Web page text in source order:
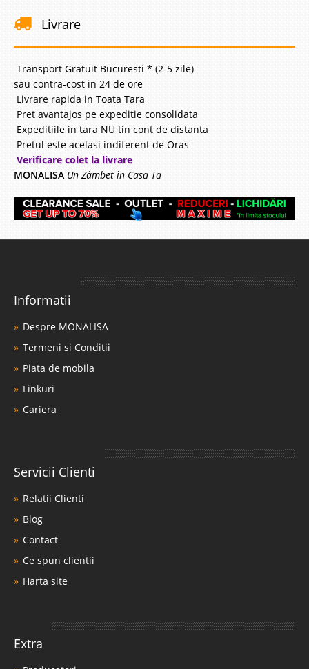
Livrare
Transport Gratuit Bucuresti * (2-5 zile)
sau contra-cost in 24 de ore
Livrare rapida in Toata Tara
Pret avantajos pe expeditie consolidata
Expeditiile in tara NU tin cont de distanta
Pretul este acelasi indiferent de Oras
Verificare colet la livrare
MONALISA Un Zâmbet în Casa Ta
Informatii
Despre MONALISA
Termeni si Conditii
Piata de mobila
Linkuri
Cariera
Servicii Clienti
Relatii Clienti
Blog
Contact
Ce spun clientii
Harta site
Extra